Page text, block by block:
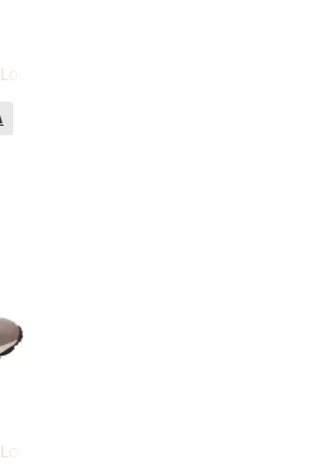
черные с желтым
Gray Brown Purple